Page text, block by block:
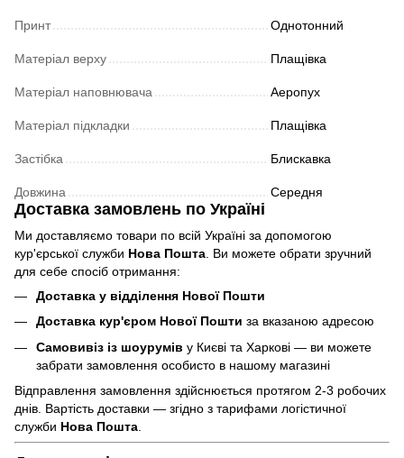
Принт Однотонний
Матеріал верху Плащівка
Матеріал наповнювача Аеропух
Матеріал підкладки Плащівка
Застібка Блискавка
Довжина Середня
Доставка замовлень по Україні
Ми доставляємо товари по всій Україні за допомогою
кур'єрської служби Нова Пошта . Ви можете обрати зручний
для себе спосіб отримання:
Доставка у відділення Нової Пошти
Доставка кур'єром Нової Пошти за вказаною адресою
Самовивіз із шоурумів у Києві та Харкові — ви можете
забрати замовлення особисто в нашому магазині
Відправлення замовлення здійснюється протягом 2-3 робочих
днів. Вартість доставки — згідно з тарифами логістичної
служби Нова Пошта